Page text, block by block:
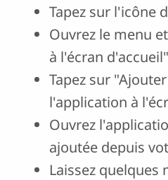
Tapez sur l'icône
Ouvrez le menu
à l'écran
Tapez sur
l'application à
Ouvrez
ajoutée depuis
Laissez quelques